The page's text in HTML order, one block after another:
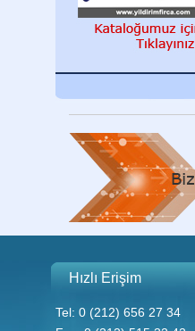
Hızlı Erişim
Tel: 0 (212) 656 27 34